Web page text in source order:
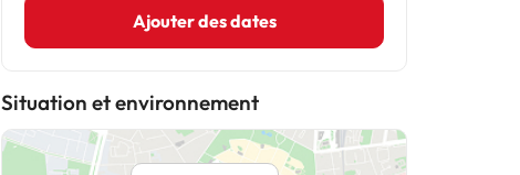
Ajouter des dates
Situation et environnement